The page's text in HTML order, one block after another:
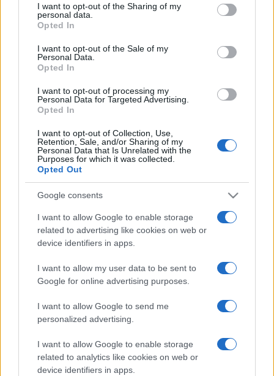
not limited to your visit or usage behaviour. You may click to
grant or deny consent to Google and its third-party tags to
use your data for below specified purposes in below Google
consent section.
I want to opt-out of the Sharing of my
personal data.
Opted In
I want to opt-out of the Sale of my
Personal Data.
Opted In
I want to opt-out of processing my
Personal Data for Targeted Advertising.
Opted In
I want to opt-out of Collection, Use,
Retention, Sale, and/or Sharing of my
Personal Data that Is Unrelated with the
Purposes for which it was collected.
Opted Out
Google consents
I want to allow Google to enable storage
related to advertising like cookies on web or
device identifiers in apps.
I want to allow my user data to be sent to
Google for online advertising purposes.
I want to allow Google to send me
personalized advertising.
I want to allow Google to enable storage
related to analytics like cookies on web or
device identifiers in apps.
csúnya nő, csak lusta, szépségdiétát tervezett, s eladóit
kiképezte, hogy azok szépségápolási tanácsokkal láthassák
el a vásárlókat. Elsőként akart luxuskozmetikumokat
Izraelbe vinni, így hamarosan izraeli telepén gyártották, és
Helena Rubinstein Kortárs Művészetek Pavilonját Tel-
Avivban, amely mára vezető kulturális intézménnyé
vált. 1964-ben halt meg.
Estée Lauder New Yorkban, egy pozsonyi magyar zsidó
bevándorló családjában született. 1946-ban férjével, Jospeh
Lauderrel megalapították közös cégüket, mely
luxusminőségű bőrápolókat, "make up-okat", illatokat
gyártott, olyanokat, amelyek napjainkban is világszerte
Karan, Tommy Hilfiger, N.Y. Michael Kors, MAC, Tom Ford, és
más márkanevek kereskedelmi jogait.
Judith Muller nagyon fiatalon kezdte kozmetikai pályafutását
szülővárosában. Később szüleivel Izraelbe emigrált, ahol
megfogalmazódott benne a gondolat, hogy újra felfedezze
a Biblia ősi titkait. Tanulmányait Párizsban folyatta, majd